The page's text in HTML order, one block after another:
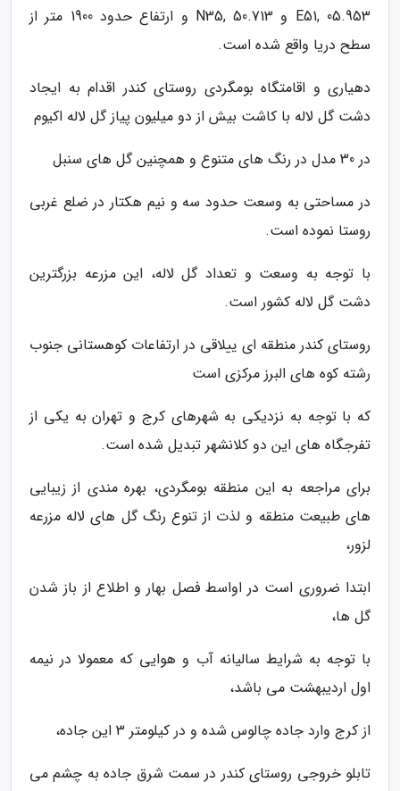
E51, 05.953 و N35, 50.713 و ارتفاع حدود 1900 متر از
سطح دریا واقع شده است.
دهیاری و اقامتگاه بومگردی روستای کندر اقدام به ایجاد
دشت گل لاله با کاشت بیش از دو میلیون پیاز گل لاله اکیوم
در 30 مدل در رنگ های متنوع و همچنین گل های سنبل
در مساحتی به وسعت حدود سه و نیم هکتار در ضلع غربی
روستا نموده است.
با توجه به وسعت و تعداد گل لاله، این مزرعه بزرگترین
دشت گل لاله کشور است.
روستای کندر منطقه ای ییلاقی در ارتفاعات کوهستانی جنوب
رشته کوه های البرز مرکزی است
که با توجه به نزدیکی به شهرهای کرج و تهران به یکی از
تفرجگاه های این دو کلانشهر تبدیل شده است.
برای مراجعه به این منطقه بومگردی، بهره مندی از زیبایی
های طبیعت منطقه و لذت از تنوع رنگ گل های لاله مزرعه
لزور،
ابتدا ضروری است در اواسط فصل بهار و اطلاع از باز شدن
گل ها،
با توجه به شرایط سالیانه آب و هوایی که معمولا در نیمه
اول اردیبهشت می باشد،
از کرج وارد جاده چالوس شده و در کیلومتر 3 این جاده،
تابلو خروجی روستای کندر در سمت شرق جاده به چشم می